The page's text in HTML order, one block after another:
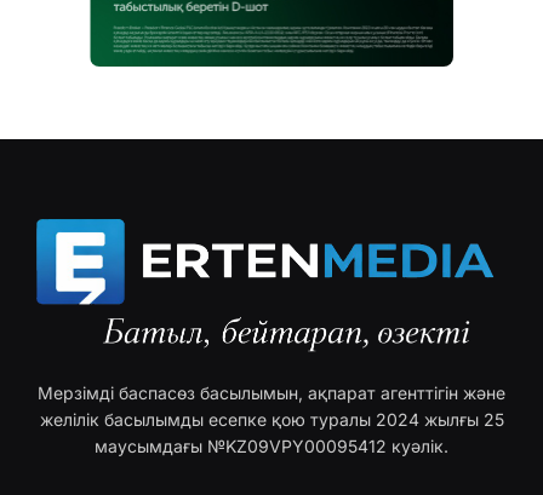
Мерзімді баспасөз басылымын, ақпарат агенттігін және
желілік басылымды есепке қою туралы 2024 жылғы 25
маусымдағы №KZ09VPY00095412 куәлік.